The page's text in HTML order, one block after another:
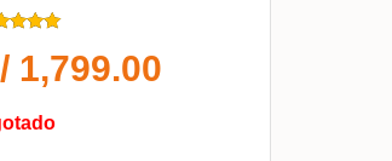
1,799.00